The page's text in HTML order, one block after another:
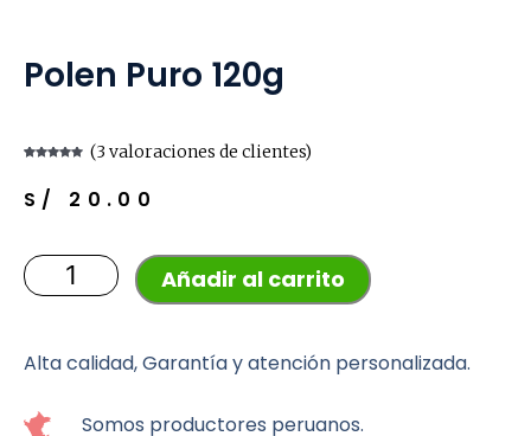
Polen Puro 120g
5 en base a
valoraciones
de clientes
(3 valoraciones de clientes)
S/ 20.00
puro
120g
Añadir al carrito
Alta calidad, Garantía y atención personalizada.
Somos productores peruanos.